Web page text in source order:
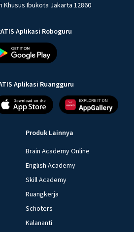
Khusus Ibukota Jakarta 12860
Aplikasi Roboguru
Aplikasi Ruangguru
Produk Lainnya
Brain Academy Online
English Academy
Skill Academy
Ruangkerja
Schoters
Kalananti